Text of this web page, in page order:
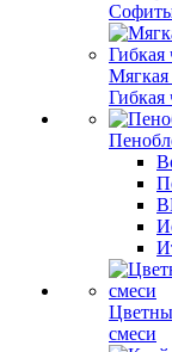
Мягкая
Гибкая
смеси